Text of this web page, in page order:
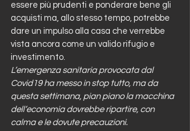
essere più prudenti e ponderare bene gli
acquisti ma, allo stesso tempo, potrebbe
dare un impulso alla casa che verrebbe
vista ancora come un valido rifugio e
investimento.
L’emergenza sanitaria provocata dal
Covid19 ha messo in stop tutto, ma da
questa settimana, pian piano la macchina
dell’economia dovrebbe ripartire, con
calma e le dovute precauzioni.